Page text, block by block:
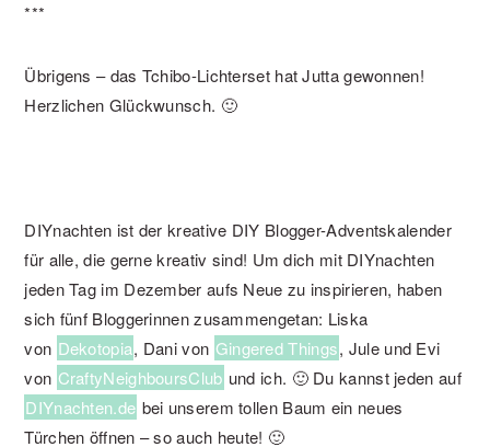
***
Übrigens – das Tchibo-Lichterset hat Jutta gewonnen!
Herzlichen Glückwunsch. 🙂
DIYnachten ist der kreative DIY Blogger-Adventskalender
für alle, die gerne kreativ sind! Um dich mit DIYnachten
jeden Tag im Dezember aufs Neue zu inspirieren, haben
sich fünf Bloggerinnen zusammengetan: Liska
von Dekotopia, Dani von Gingered Things, Jule und Evi
von CraftyNeighboursClub und ich. 🙂 Du kannst jeden auf
DIYnachten.de bei unserem tollen Baum ein neues
Türchen öffnen – so auch heute! 🙂